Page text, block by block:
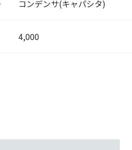
コンデンサ(キャパシタ)
4,000